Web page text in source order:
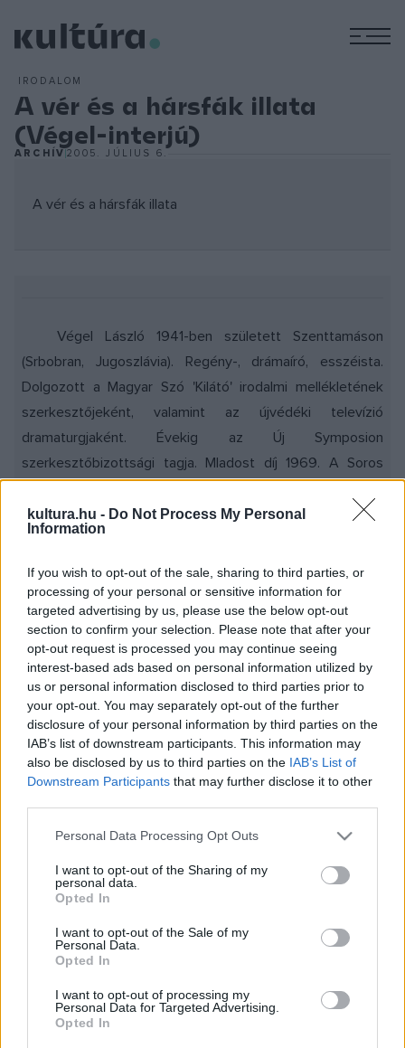
kultura.hu - Do Not Process My Personal
Information
If you wish to opt-out of the sale, sharing to third parties, or
processing of your personal or sensitive information for
targeted advertising by us, please use the below opt-out
section to confirm your selection. Please note that after your
opt-out request is processed you may continue seeing
interest-based ads based on personal information utilized by
us or personal information disclosed to third parties prior to
your opt-out. You may separately opt-out of the further
disclosure of your personal information by third parties on the
IAB’s list of downstream participants. This information may
also be disclosed by us to third parties on the IAB’s List of
Downstream Participants that may further disclose it to other
Please note that this website/app uses one or more Google
not limited to your visit or usage behaviour. You may click to
grant or deny consent to Google and its third-party tags to
use your data for below specified purposes in below Google
consent section.
Personal Data Processing Opt Outs
I want to opt-out of the Sharing of my
personal data.
Opted In
I want to opt-out of the Sale of my
Personal Data.
Opted In
I want to opt-out of processing my
Personal Data for Targeted Advertising.
Opted In
IRODALOM
A vér és a hársfák illata
(Végel-interjú)
ARCHÍV2005. JÚLIUS 6.
A vér és a hársfák illata
Végel László 1941-ben született Szenttamáson
(Srbobran, Jugoszlávia). Regény-, drámaíró, esszéista.
Dolgozott a Magyar Szó 'Kilátó' irodalmi mellékletének
szerkesztőjeként, valamint az újvédéki televízió
dramaturgjaként. Évekig az Új Symposion
szerkesztőbizottsági tagja. Mladost díj 1969. A Soros
Déry Tibor-díj 1995. A Köztársasági Elnök Aranyérme
2000. A Jelenkor Kiadó Könyvdíja 2000. Év Könyve-díj
2001. Füst Milán-díj 2003.
Amikor hírt vettem Pulitzer-díjáról azonnal az jutott
eszembe, hogy a szakma a korszak egyetlen magyar
haditudósítóját tünteti ki. Nem bántó a gondolat?
Nem bántó, hiszen tudtam, hogy mi vár rám. Az Eckhart
gyűrűje című - nevezzem így - "regénytraktátusban" a
permanens polgárháborúról írtam, amikor még az irodalom
Újvidéken nem adták ki, szerbül 1990-ben megjelent,
magyarul jóval később: 1993-ban, Pécsett a Jelenkor
Kiadónál. S aztán egy délután a budapesti Andrási úton ért
visszautaztam Újvidékre s írtam tovább a naplómat. Az
1991-1992- közötti időszakról vezetett naplójegyzetek,
Wittgenstein szövőszéke címmel, kötetben is napvilágot
láttak. Majd tíz évvel ezelőtt Időírás, időközben (2000-